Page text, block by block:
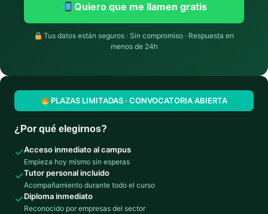
Quiero que me llamen gratis
Tus datos están seguros · Sin compromiso · Respuesta en
menos de 24h
PLAZAS LIMITADAS · CONVOCATORIA ABIERTA
¿Por qué elegirnos?
✓Acceso inmediato al campus
Empieza hoy mismo sin esperas
✓Tutor personal incluido
Acompañamiento durante todo el curso
✓Diploma inmediato
Reconocido por empresas del sector